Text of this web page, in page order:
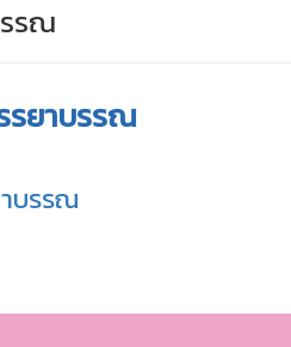
รณ
รยาบรรณ
บรรณ